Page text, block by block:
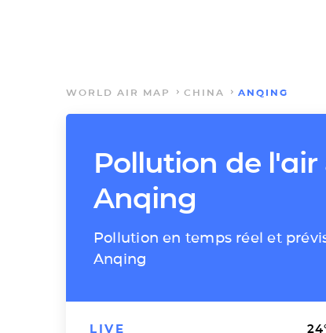
WORLD AIR MAP CHINA ANQING
Pollution de l'air
Anqing
Pollution en temps réel et
Anqing
LIVE 24